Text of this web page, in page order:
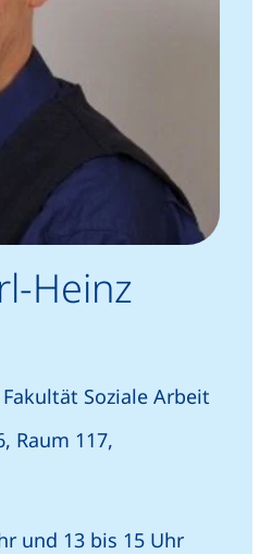
Heinz
Soziale Arbeit
Raum 117,
und 13 bis 15 Uhr